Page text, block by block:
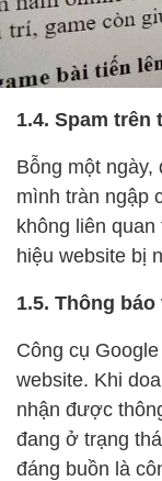
1.4. Spam trên
Bỗng một ngày,
mình tràn ngập
không liên
hiệu website bị
1.5. Thông
Công cụ
website. Khi
nhận được
đang ở trạng
đáng buồn là